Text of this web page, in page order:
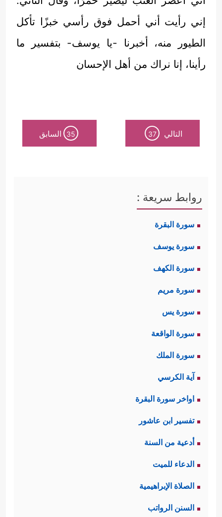
إني رأيت أني أحمل فوق رأسي خبزًا تأكل
الطيور منه، أخبرنا -يا يوسف- بتفسير ما
رأينا، إنا نراك من أهل الإحسان
التالي 37
35 السابق
روابط سريعة :
سورة البقرة
سورة يوسف
سورة الكهف
سورة مريم
سورة يس
سورة الواقعة
سورة الملك
آية الكرسي
اواخر سورة البقرة
تفسير ابن عاشور
أدعية من السنة
الدعاء للميت
الصلاة الإبراهيمية
السنن الرواتب